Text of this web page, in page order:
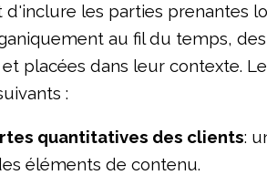
les parties prenantes
au fil du temps,
placées dans leur contexte.
:
quantitatives des clients:
éléments de contenu.